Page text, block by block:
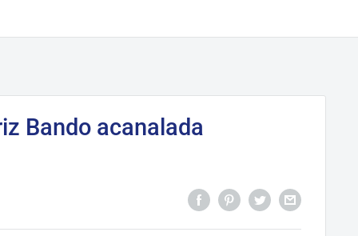
Bando acanalada